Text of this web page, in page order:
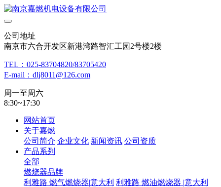
公司地址
南京市六合开发区新港湾路智汇工园2号楼2楼
TEL：025-83704820/83705420
E-mail：dlj8011@126.com
周一至周六
8:30~17:30
网站首页
关于嘉燃
公司简介 企业文化 新闻资讯 公司资质
产品系列
全部
燃烧器品牌
利雅路 燃气燃烧器|意大利 利雅路 燃油燃烧器 |意大利